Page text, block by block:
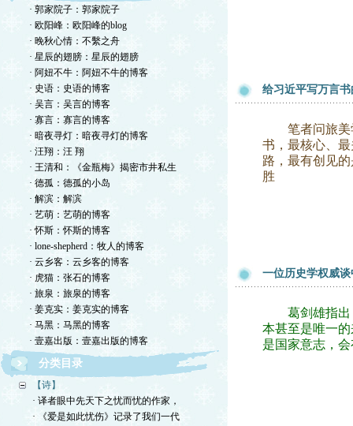
· 郭家院子：郭家院子
· 欧阳峰：欧阳峰的blog
· 晚秋心情：不繫之舟
· 星辰的翅膀：星辰的翅膀
· 阿妞不牛：阿妞不牛的博客
· 史语：史语的博客
· 吴言：吴言的博客
· 寡言：寡言的博客
· 暗夜寻灯：暗夜寻灯的博客
· 汪翔：汪 翔
· 王清和：《金瓶梅》揭密市井私生
· 德孤：德孤的小岛
· 解滨：解滨
· 艺萌：艺萌的博客
· 怀斯：怀斯的博客
· lone-shepherd：牧人的博客
· 云乡客：云乡客的博客
· 虎猫：张石的博客
· 旅泉：旅泉的博客
· 姜克实：姜克实的博客
· 马黑：马黑的博客
· 壹嘉出版：壹嘉出版的博客
分类目录
【诗】
· 译者眼中先天下之忧而忧的作家，
· 《爱是如此忧伤》记录了我们一代
给习近平写万言
笔者问旅美学
书，最核心、
路，最有创见
胜
一位历史学权威
葛剑雄指出，
本甚至是唯一
是国家意志，